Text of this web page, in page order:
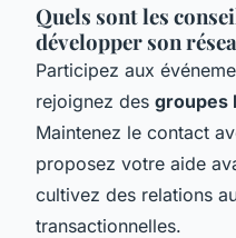
Quels sont les
développer son
Participez aux
rejoignez des groupes
Maintenez le contact
proposez votre aide
cultivez des relations
transactionnelles.